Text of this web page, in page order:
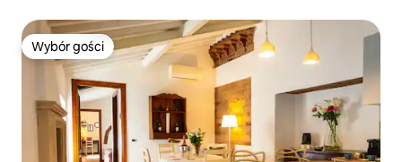
Wybór gości
Wybór gości